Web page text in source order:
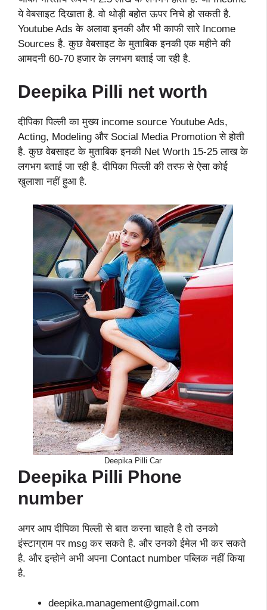
ये वेबसाइट दिखाता है. वो थोड़ी बहोत ऊपर निचे हो सकती है.
Youtube Ads के अलावा इनकी और भी काफी सारे Income
Sources है. कुछ वेबसाइट के मुताबिक इनकी एक महीने की
आमदनी 60-70 हजार के लगभग बताई जा रही है.
Deepika Pilli net worth
दीपिका पिल्ली का मुख्य income source Youtube Ads,
Acting, Modeling और Social Media Promotion से होती
है. कुछ वेबसाइट के मुताबिक इनकी Net Worth 15-25 लाख के
लगभग बताई जा रही है. दीपिका पिल्ली की तरफ से ऐसा कोई
खुलाशा नहीं हुआ है.
Deepika Pilli Car
Deepika Pilli Phone
number
अगर आप दीपिका पिल्ली से बात करना चाहते है तो उनको
इंस्टाग्राम पर msg कर सकते है. और उनको ईमेल भी कर सकते
है. और इन्होने अभी अपना Contact number पब्लिक नहीं किया
है.
deepika.management@gmail.com